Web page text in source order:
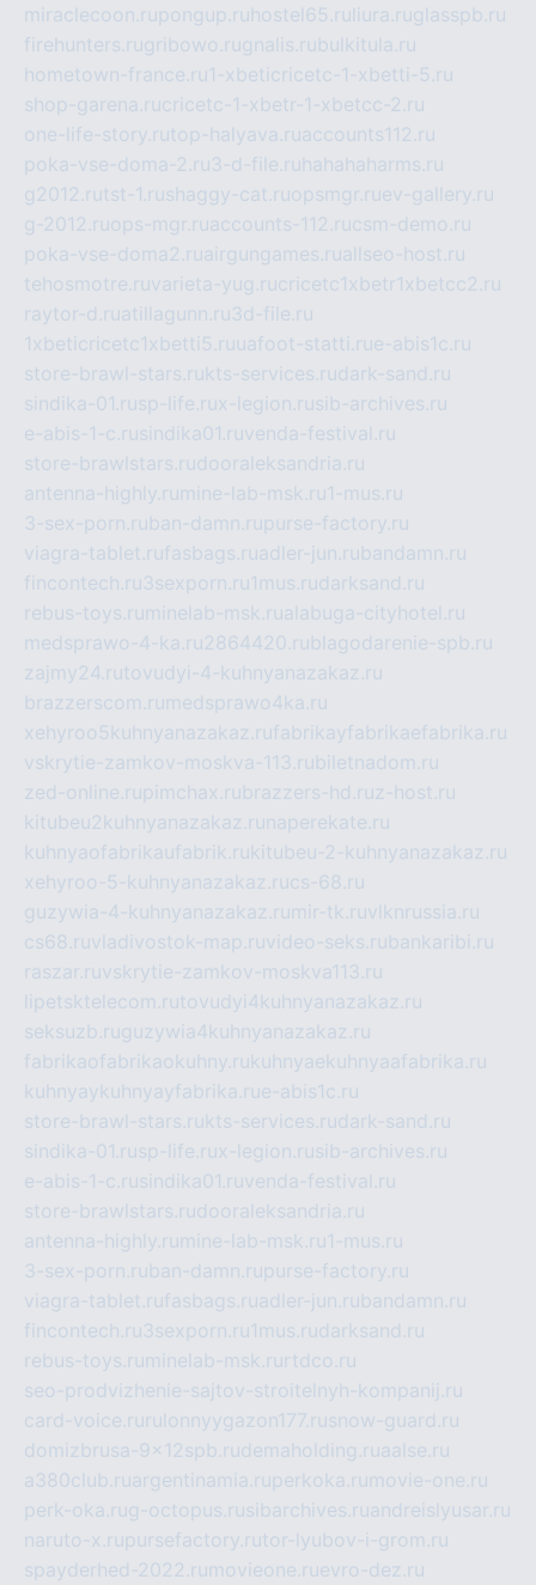
miraclecoon.rupongup.ru hostel65.ru liura.ruglasspb.ru
firehunters.rugribowo.rugnalis.rubulkitula.ru
hometown-france.ru1-xbeticricetc-1-xbetti-5.ru
shop-garena.rucricetc-1-xbetr-1-xbetcc-2.ru
one-life-story.rutop-halyava.ruaccounts112.ru
poka-vse-doma-2.ru3-d-file.ru hahahaharms.ru
g2012.rutst-1.rushaggy-cat.ruopsmgr.ruev-gallery.ru
g-2012.ruops-mgr.ruaccounts-112.rucsm-demo.ru
poka-vse-doma2.ruairgungames.ruallseo-host.ru
tehosmotre.ruvarieta-yug.rucricetc1xbetr1xbetcc2.ru
raytor-d.ruatillagunn.ru3d-file.ru
1xbeticricetc1xbetti5.ruuafoot-statti.rue-abis1c.ru
store-brawl-stars.rukts-services.rudark-sand.ru
sindika-01.rusp-life.rux-legion.rusib-archives.ru
e-abis-1-c.rusindika01.ruvenda-festival.ru
store-brawlstars.rudooraleksandria.ru
antenna-highly.ru mine-lab-msk.ru1-mus.ru
3-sex-porn.ruban-damn.rupurse-factory.ru
viagra-tablet.rufasbags.ruadler-jun.rubandamn.ru
fincontech.ru3sexporn.ru1mus.rudarksand.ru
rebus-toys.ru minelab-msk.rualabuga-cityhotel.ru
medsprawo-4-ka.ru2864420.rublagodarenie-spb.ru
zajmy24.rutovudyi-4-kuhnyanazakaz.ru
brazzerscom.ru medsprawo4ka.ru
xehyroo5kuhnyanazakaz.rufabrikayfabrikaefabrika.ru
vskrytie-zamkov-moskva-113.rubiletnadom.ru
zed-online.rupimchax.rubrazzers-hd.ruz-host.ru
kitubeu2kuhnyanazakaz.ru naperekate.ru
kuhnyaofabrikaufabrik.rukitubeu-2-kuhnyanazakaz.ru
xehyroo-5-kuhnyanazakaz.rucs-68.ru
guzywia-4-kuhnyanazakaz.ru mir-tk.ruvlknrussia.ru
cs68.ruvladivostok-map.ruvideo-seks.rubankaribi.ru
raszar.ruvskrytie-zamkov-moskva113.ru
lipetsktelecom.rutovudyi4kuhnyanazakaz.ru
seksuzb.ruguzywia4kuhnyanazakaz.ru
fabrikaofabrikaokuhny.rukuhnyaekuhnyaafabrika.ru
kuhnyaykuhnyayfabrika.rue-abis1c.ru
store-brawl-stars.rukts-services.rudark-sand.ru
sindika-01.rusp-life.rux-legion.rusib-archives.ru
e-abis-1-c.rusindika01.ruvenda-festival.ru
store-brawlstars.rudooraleksandria.ru
antenna-highly.ru mine-lab-msk.ru1-mus.ru
3-sex-porn.ruban-damn.rupurse-factory.ru
viagra-tablet.rufasbags.ruadler-jun.rubandamn.ru
fincontech.ru3sexporn.ru1mus.rudarksand.ru
rebus-toys.ru minelab-msk.ru rtdco.ru
seo-prodvizhenie-sajtov-stroitelnyh-kompanij.ru
card-voice.ru rulonnyygazon177.rusnow-guard.ru
domizbrusa-9x12spb.rudemaholding.ruaalse.ru
a380club.ruargentinamia.ruperkoka.ru movie-one.ru
perk-oka.rug-octopus.rusibarchives.ruandreislyusar.ru
naruto-x.rupursefactory.rutor-lyubov-i-grom.ru
spayderhed-2022.ru movieone.ruevro-dez.ru